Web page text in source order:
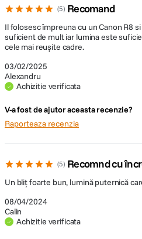
5 Recomand
03/02/2025
Alexandru
Achizitie verificata
Il folosesc împreuna cu un Canon R8
suficient de mult iar lumina este
cele mai reușite cadre.
V-a fost de ajutor aceasta recenzie?
Raporteaza recenzia
5 Recomnd cu
08/04/2024
Calin
Achizitie verificata
Un bliț foarte bun, lumină puternică